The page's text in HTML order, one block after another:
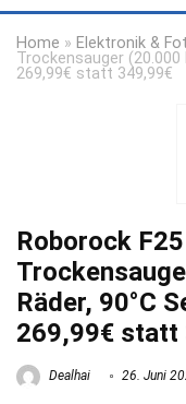
Home » Elektronik &
Trockensauger (20.000
269,99€ statt 349,99€
Roborock
Räder, 90°C
269,99€ statt
Dealhai 26. Juni